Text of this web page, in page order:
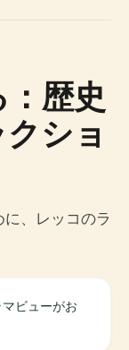
歴史
ショ
、レッコのラ
ビューがお